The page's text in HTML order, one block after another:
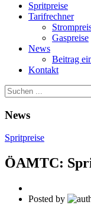
Spritpreise
Tarifrechner
Gaspreise
News
Beitrag
Kontakt
News
Spritpreise
ÖAMTC:
Posted by